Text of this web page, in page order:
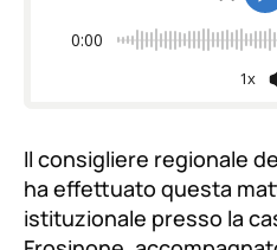
0:00
1x
Il consigliere regionale
ha effettuato questa
istituzionale presso la